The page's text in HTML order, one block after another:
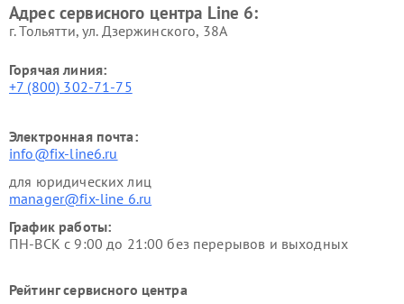
Адрес сервисного центра Line 6:
г. Тольятти, ул. Дзержинского, 38А
Горячая линия:
+7 (800) 302-71-75
Электронная почта:
info@fix-line6.ru
для юридических лиц
manager@fix-line 6.ru
График работы:
ПН-ВСК с 9:00 до 21:00 без перерывов и выходных
Рейтинг сервисного центра